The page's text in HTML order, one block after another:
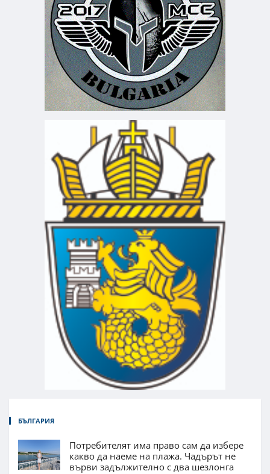
БЪЛГАРИЯ
Потребителят има право сам да избере
какво да наеме на плажа. Чадърът не
върви задължително с два шезлонга